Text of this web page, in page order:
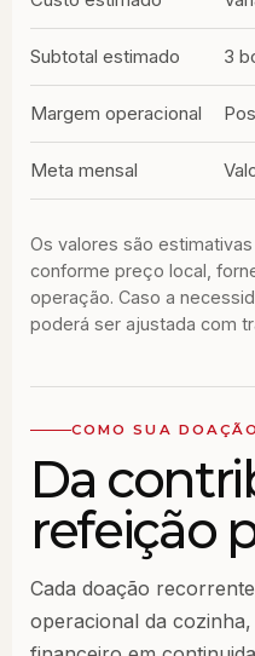
Subtotal estimado 3
Margem operacional
Meta mensal
Os valores são
conforme preço local,
operação. Caso a
poderá ser ajustada com
COMO SUA
Da
refeição
Cada doação
operacional da